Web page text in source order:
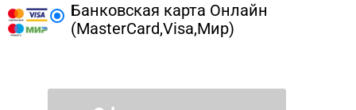
Банковская карта Онлайн
(MasterCard,Visa,Мир)